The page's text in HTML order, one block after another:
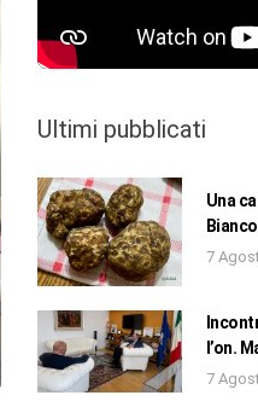
Ultimi pubblicati
Una
7
l’on.
7